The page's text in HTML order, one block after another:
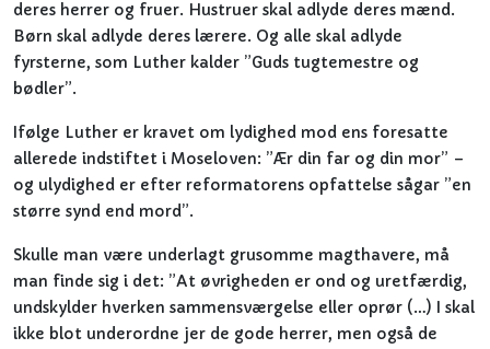
deres herrer og fruer. Hustruer skal adlyde deres mænd.
Børn skal adlyde deres lærere. Og alle skal adlyde
fyrsterne, som Luther kalder ”Guds tugtemestre og
bødler”.
Ifølge Luther er kravet om lydighed mod ens foresatte
allerede indstiftet i Moseloven: ”Ær din far og din mor” –
og ulydighed er efter reformatorens opfattelse sågar ”en
større synd end mord”.
Skulle man være underlagt grusomme magthavere, må
man finde sig i det: ”At øvrigheden er ond og uretfærdig,
undskylder hverken sammensværgelse eller oprør (…) I skal
ikke blot underordne jer de gode herrer, men også de